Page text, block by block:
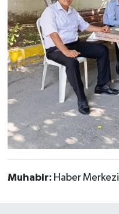
Muhabir: Haber Merkezi